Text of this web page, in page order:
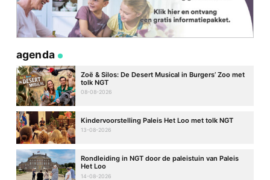
agenda
Zoë & Silos: De Desert Musical in Burgers’ Zoo met
tolk NGT
08-08-2026
Kindervoorstelling Paleis Het Loo met tolk NGT
13-08-2026
Rondleiding in NGT door de paleistuin van Paleis
Het Loo
14-08-2026